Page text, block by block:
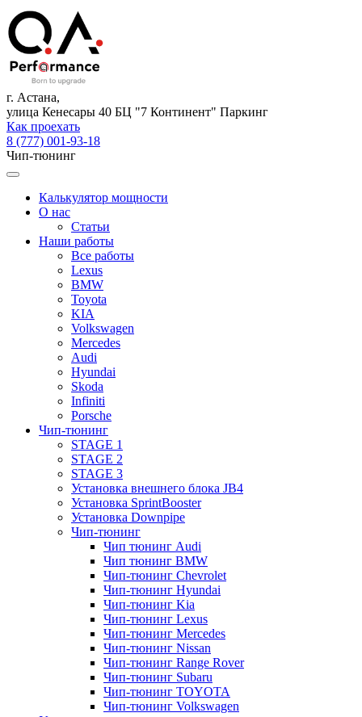
г. Астана,
улица Кенесары 40 БЦ "7 Континент" Паркинг
Как проехать
8 (777) 001-93-18
Чип-тюнинг
Калькулятор мощности
О нас
Статьи
Наши работы
Все работы
Lexus
BMW
Toyota
KIA
Volkswagen
Mercedes
Audi
Hyundai
Skoda
Infiniti
Porsche
Чип-тюнинг
STAGE 1
STAGE 2
STAGE 3
Установка внешнего блока JB4
Установка SprintBooster
Установка Downpipe
Чип-тюнинг
Чип тюнинг Audi
Чип тюнинг BMW
Чип-тюнинг Chevrolet
Чип-тюнинг Hyundai
Чип-тюнинг Kia
Чип-тюнинг Lexus
Чип-тюнинг Mercedes
Чип-тюнинг Nissan
Чип-тюнинг Range Rover
Чип-тюнинг Subaru
Чип-тюнинг TOYOTA
Чип-тюнинг Volkswagen